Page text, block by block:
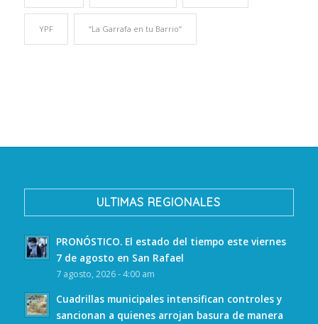
YPF “La Garrafa en tu Barrio”
ULTIMAS REGIONALES
PRONÓSTICO. El estado del tiempo este viernes
7 de agosto en San Rafael
7 agosto, 2026 - 4:00 am
Cuadrillas municipales intensifican controles y
sancionan a quienes arrojan basura de manera